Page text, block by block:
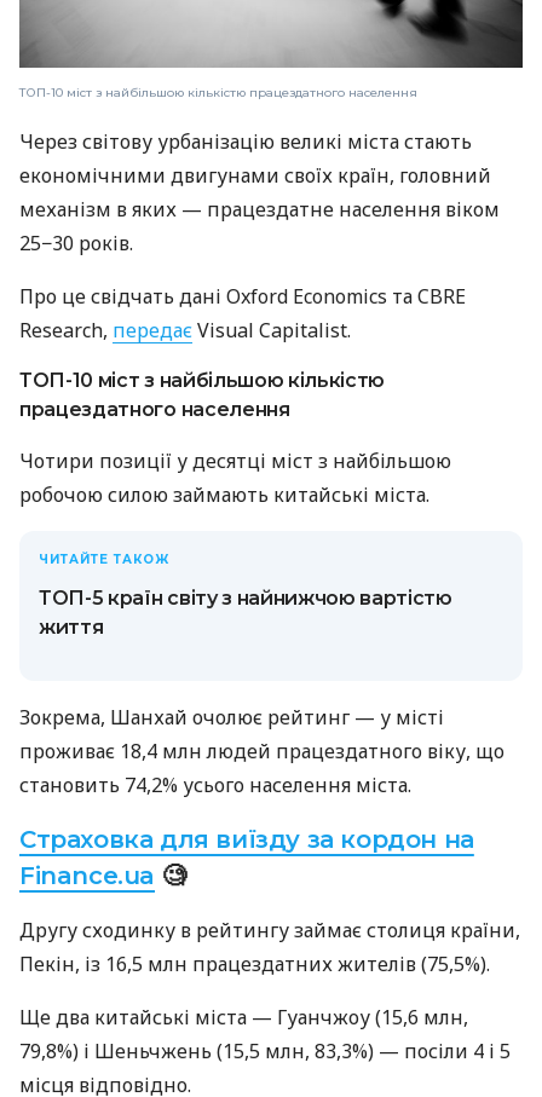
ТОП-10 міст з найбільшою кількістю працездатного населення
Через світову урбанізацію великі міста стають
економічними двигунами своїх країн, головний
механізм в яких — працездатне населення віком
25−30 років.
Про це свідчать дані Oxford Economics та CBRE
Research, передаєVisual Capitalist.
ТОП-10 міст з найбільшою кількістю
працездатного населення
Чотири позиції у десятці міст з найбільшою
робочою силою займають китайські міста.
ЧИТАЙТЕ ТАКОЖ
ТОП-5 країн світу з найнижчою вартістю
життя
Зокрема, Шанхай очолює рейтинг — у місті
проживає 18,4 млн людей працездатного віку, що
становить 74,2% усього населення міста.
Страховка для виїзду за кордон на
Finance.ua 🧐
Другу сходинку в рейтингу займає столиця країни,
Пекін, із 16,5 млн працездатних жителів (75,5%).
Ще два китайські міста — Гуанчжоу (15,6 млн,
79,8%) і Шеньчжень (15,5 млн, 83,3%) — посіли 4 і 5
місця відповідно.